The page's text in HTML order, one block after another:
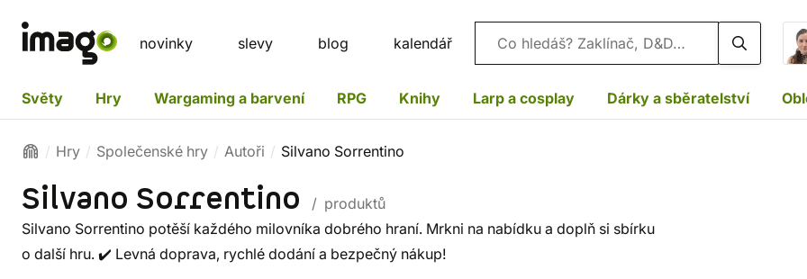
novinky slevy blog kalendář Vyhledávání
Světy Hry Wargaming a barvení RPG Knihy Larp a cosplay Dárky a sběratelství
Hry Společenské hry Autoři Silvano Sorrentino
Silvano Sorrentino
/ produktů
Silvano Sorrentino potěší každého milovníka dobrého hraní. Mrkni na nabídku a doplň si sbírku
o další hru. ✔️ Levná doprava, rychlé dodání a bezpečný nákup!